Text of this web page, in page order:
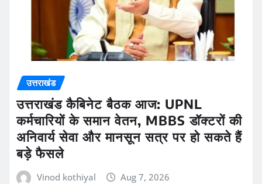
उत्तराखंड
उत्तराखंड कैबिनेट बैठक आज: UPNL
कर्मचारियों के समान वेतन, MBBS डॉक्टरों की
अनिवार्य सेवा और मानसून सत्र पर हो सकते हैं
बड़े फैसले
Vinod kothiyal Aug 7, 2026